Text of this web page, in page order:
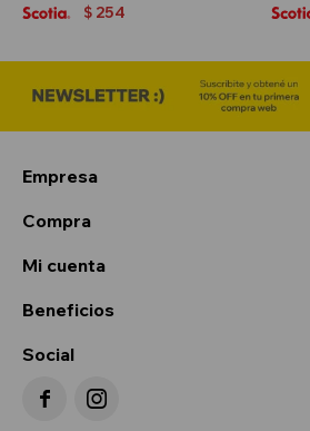
$ 254
Empresa
Compra
Mi cuenta
Beneficios
Social
 